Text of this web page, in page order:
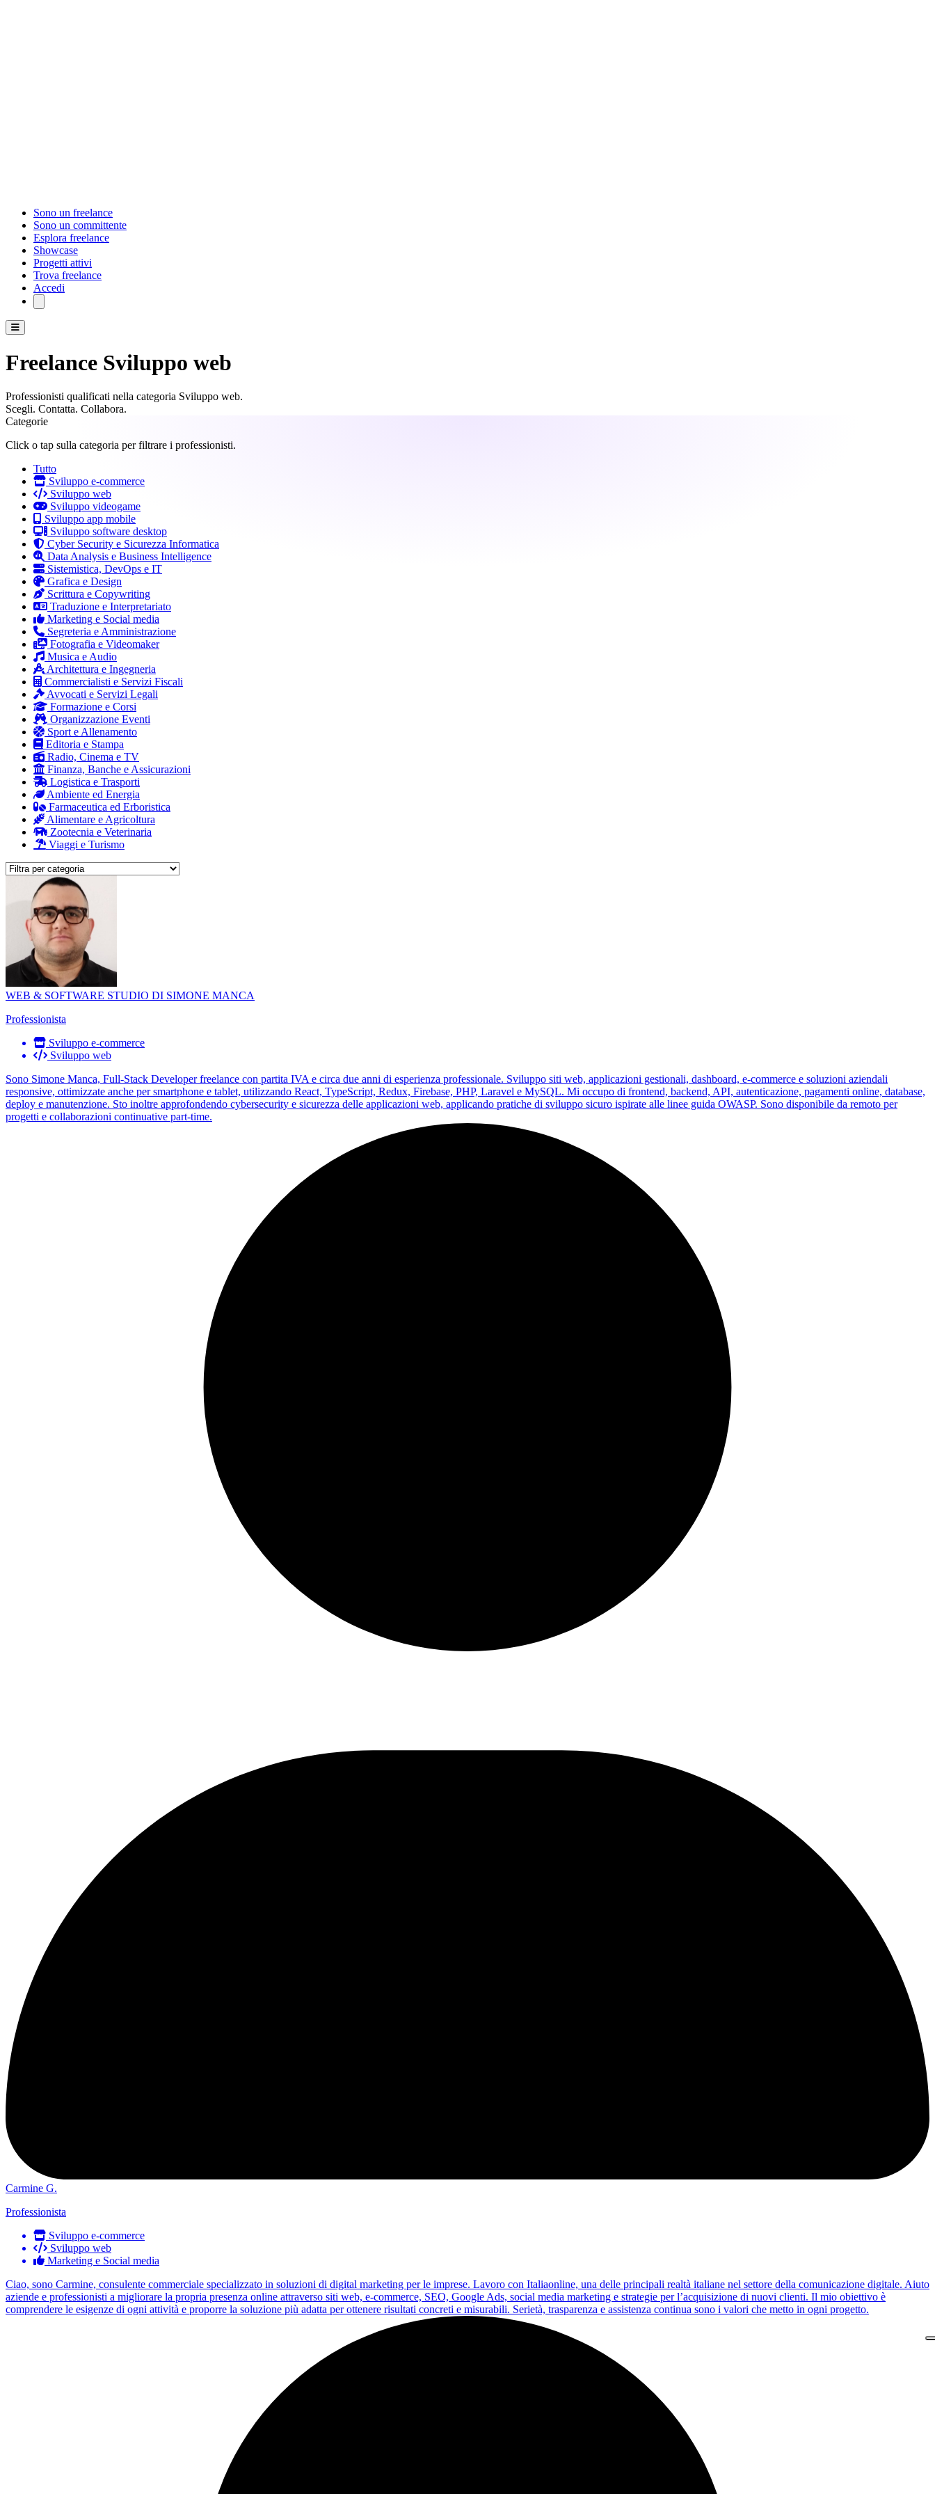
Sono un freelance
Sono un committente
Esplora freelance
Showcase
Progetti attivi
Trova freelance
Accedi
Freelance Sviluppo web
Professionisti qualificati nella categoria Sviluppo web.
Scegli. Contatta. Collabora.
Categorie
Click o tap sulla categoria per filtrare i professionisti.
Tutto
Sviluppo e-commerce
Sviluppo web
Sviluppo videogame
Sviluppo app mobile
Sviluppo software desktop
Cyber Security e Sicurezza Informatica
Data Analysis e Business Intelligence
Sistemistica, DevOps e IT
Grafica e Design
Scrittura e Copywriting
Traduzione e Interpretariato
Marketing e Social media
Segreteria e Amministrazione
Fotografia e Videomaker
Musica e Audio
Architettura e Ingegneria
Commercialisti e Servizi Fiscali
Avvocati e Servizi Legali
Formazione e Corsi
Organizzazione Eventi
Sport e Allenamento
Editoria e Stampa
Radio, Cinema e TV
Finanza, Banche e Assicurazioni
Logistica e Trasporti
Ambiente ed Energia
Farmaceutica ed Erboristica
Alimentare e Agricoltura
Zootecnia e Veterinaria
Viaggi e Turismo
WEB & SOFTWARE STUDIO DI SIMONE MANCA
Professionista
Sviluppo e-commerce
Sviluppo web
Sono Simone Manca, Full-Stack Developer freelance con partita IVA e circa due anni di esperienza professionale. Sviluppo siti web, applicazioni gestionali, dashboard, e-commerce e soluzioni aziendali
responsive, ottimizzate anche per smartphone e tablet, utilizzando React, TypeScript, Redux, Firebase, PHP, Laravel e MySQL. Mi occupo di frontend, backend, API, autenticazione, pagamenti online, database,
deploy e manutenzione. Sto inoltre approfondendo cybersecurity e sicurezza delle applicazioni web, applicando pratiche di sviluppo sicuro ispirate alle linee guida OWASP. Sono disponibile da remoto per
progetti e collaborazioni continuative part-time.
Carmine G.
Professionista
Sviluppo e-commerce
Sviluppo web
Marketing e Social media
Ciao, sono Carmine, consulente commerciale specializzato in soluzioni di digital marketing per le imprese. Lavoro con Italiaonline, una delle principali realtà italiane nel settore della comunicazione digitale. Aiuto
aziende e professionisti a migliorare la propria presenza online attraverso siti web, e-commerce, SEO, Google Ads, social media marketing e strategie per l’acquisizione di nuovi clienti. Il mio obiettivo è
comprendere le esigenze di ogni attività e proporre la soluzione più adatta per ottenere risultati concreti e misurabili. Serietà, trasparenza e assistenza continua sono i valori che metto in ogni progetto.